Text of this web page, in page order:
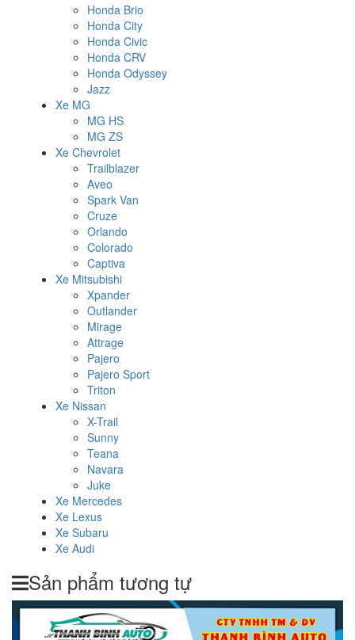
Honda Brio
Honda City
Honda Civic
Honda CRV
Honda Odyssey
Jazz
Xe MG
MG HS
MG ZS
Xe Chevrolet
Trailblazer
Aveo
Spark Van
Cruze
Orlando
Colorado
Captiva
Xe Mitsubishi
Xpander
Outlander
Mirage
Attrage
Pajero
Pajero Sport
Triton
Xe Nissan
X-Trail
Sunny
Teana
Navara
Juke
Xe Mercedes
Xe Lexus
Xe Subaru
Xe Audi
Sản phẩm tương tự